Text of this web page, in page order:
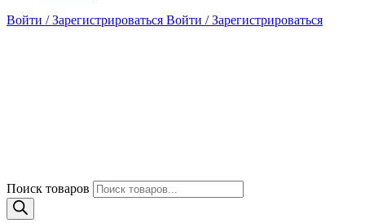
Войти / Зарегистрироваться Войти / Зарегистрироваться
Поиск товаров